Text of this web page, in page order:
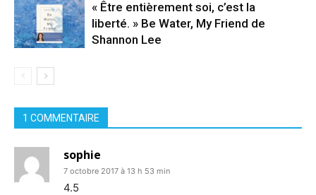
« Être entièrement soi, c’est la
liberté. » Be Water, My Friend de
Shannon Lee
1 COMMENTAIRE
sophie
7 octobre 2017 à 13 h 53 min
4.5